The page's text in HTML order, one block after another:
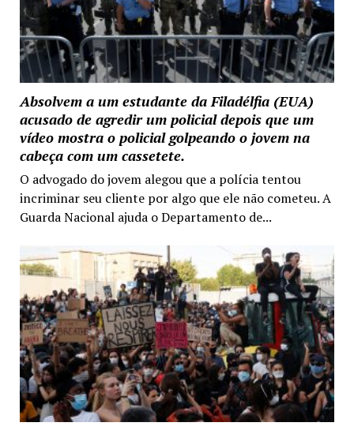
Absolvem a um estudante da Filadélfia (EUA)
acusado de agredir um policial depois que um
vídeo mostra o policial golpeando o jovem na
cabeça com um cassetete.
O advogado do jovem alegou que a polícia tentou
incriminar seu cliente por algo que ele não cometeu. A
Guarda Nacional ajuda o Departamento de...